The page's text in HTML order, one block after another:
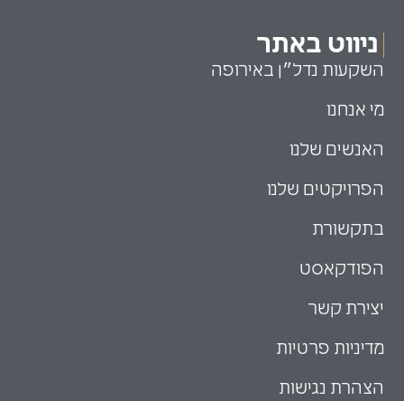
ניווט באתר
השקעות נדל״ן באירופה
מי אנחנו
האנשים שלנו
הפרויקטים שלנו
בתקשורת
הפודקאסט
יצירת קשר
מדיניות פרטיות
הצהרת נגישות